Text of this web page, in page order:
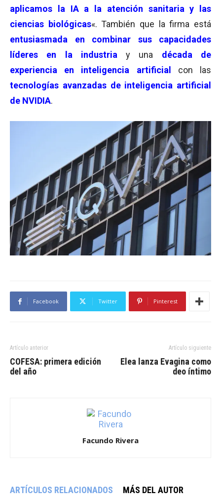
aplicamos la IA a la atención sanitaria y las
ciencias biológicas«. También que la firma está
entusiasmada en combinar sus capacidades
líderes en la industria y una década de
experiencia en inteligencia artificial
con las
tecnologías avanzadas de inteligencia artificial
de NVIDIA.
Facebook Twitter Pinterest
Artículo anterior
COFESA: primera edición
del año
Artículo siguiente
Elea lanza Evagina como
deo íntimo
Facundo Rivera
ARTÍCULOS RELACIONADOS MÁS DEL AUTOR